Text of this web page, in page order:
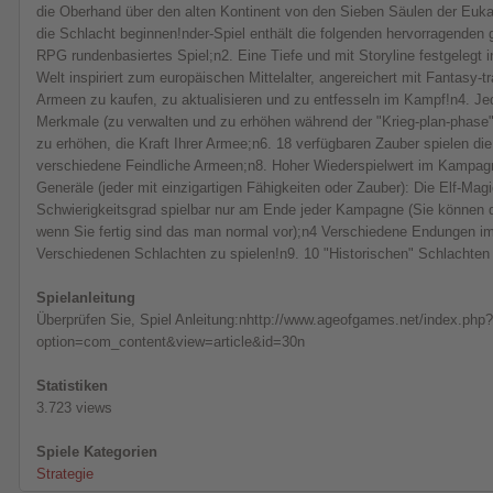
die Oberhand über den alten Kontinent von den Sieben Säulen der
die Schlacht beginnen!nder-Spiel enthält die folgenden hervorragenden
RPG rundenbasiertes Spiel;n2. Eine Tiefe und mit Storyline festgelegt
Welt inspiriert zum europäischen Mittelalter, angereichert mit Fantasy-
Armeen zu kaufen, zu aktualisieren und zu entfesseln im Kampf!n4.
Merkmale (zu verwalten und zu erhöhen während der "Krieg-plan-
zu erhöhen, die Kraft Ihrer Armee;n6. 18 verfügbaren Zauber spielen
verschiedene Feindliche Armeen;n8. Hoher Wiederspielwert im
Generäle (jeder mit einzigartigen Fähigkeiten oder Zauber): Die Elf-
Schwierigkeitsgrad spielbar nur am Ende jeder Kampagne (Sie können
wenn Sie fertig sind das man normal vor);n4 Verschiedene Endungen
Verschiedenen Schlachten zu spielen!n9. 10 "Historischen"
Spielanleitung
Überprüfen Sie, Spiel Anleitung:nhttp://www.ageofgames.net/index.php?
option=com_content&view=article&id=30n
Statistiken
3.723 views
Spiele Kategorien
Strategie